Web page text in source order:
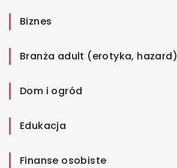
Biznes
Branża adult (erotyka, hazard)
Dom i ogród
Edukacja
Finanse osobiste